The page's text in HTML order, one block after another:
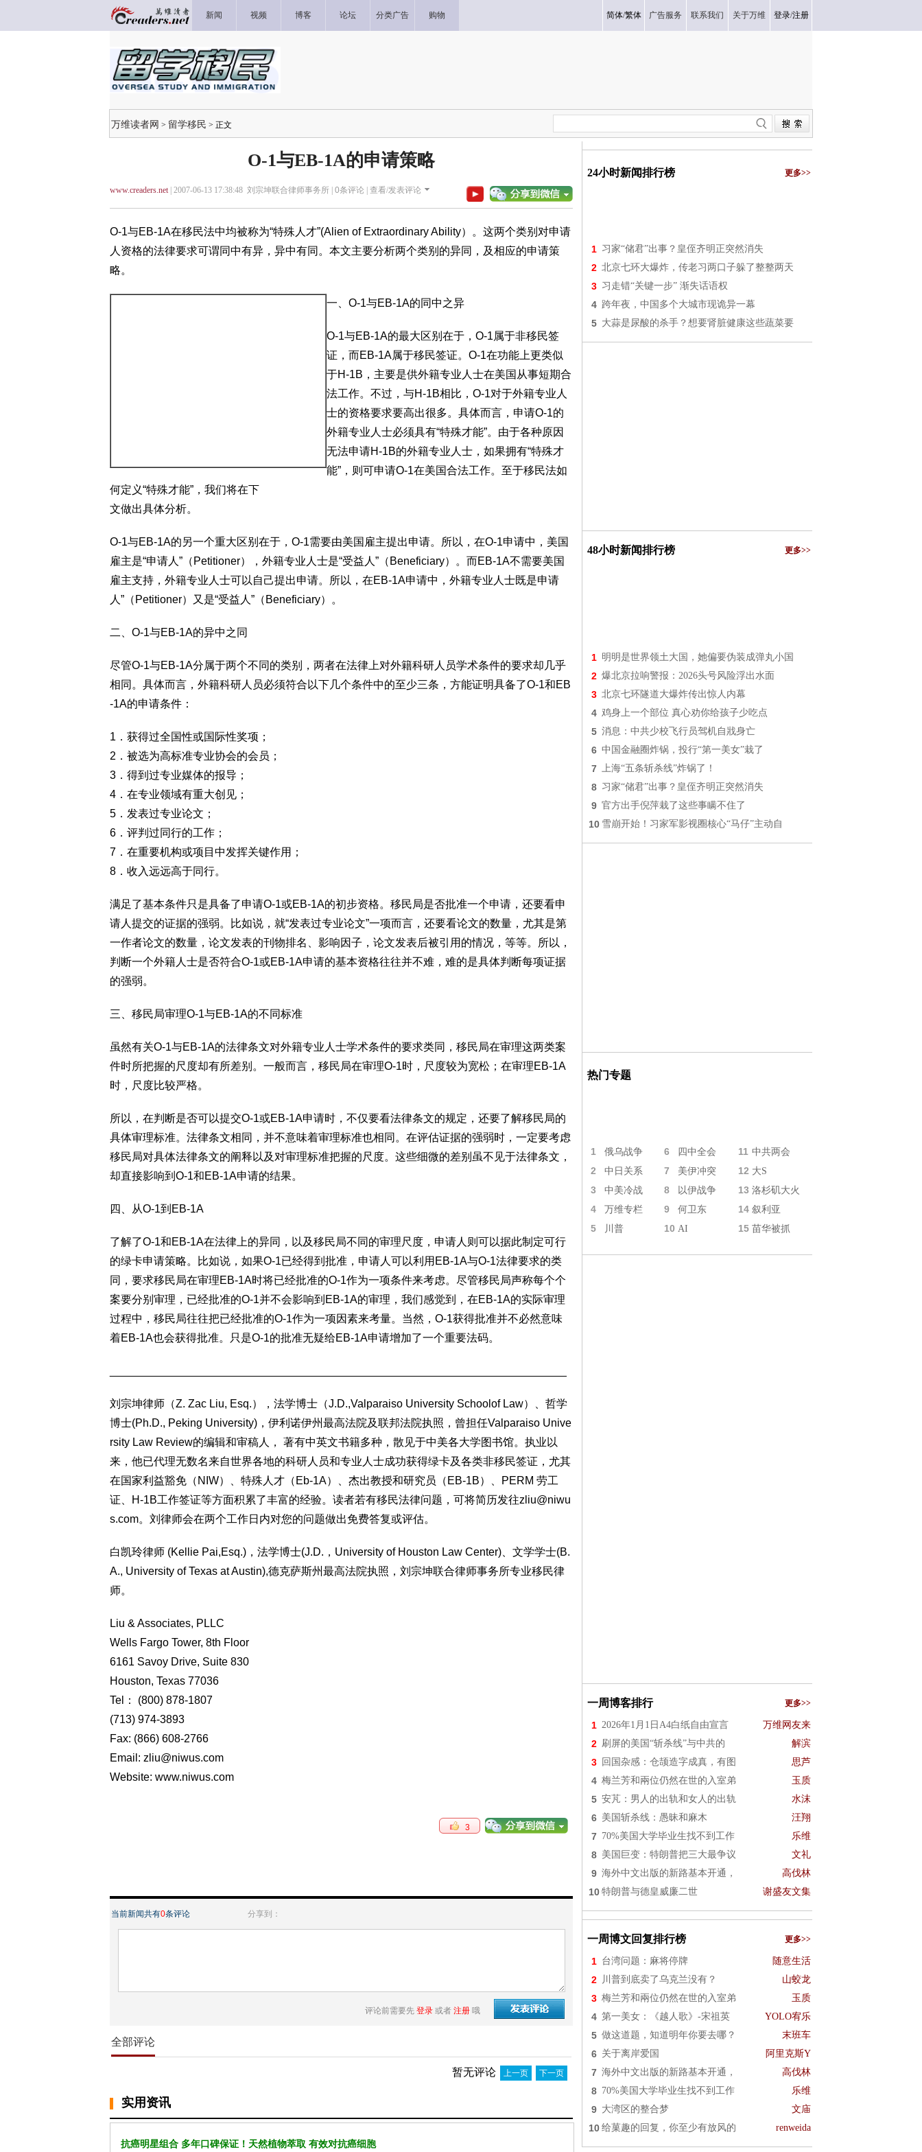
新闻 视频 博客 论坛 分类广告 购物 简体/繁体 广告服务 联系我们 关于万维 登录/注册
万维读者网 > 留学移民 > 正文
O-1与EB-1A的申请策略
www.creaders.net| 2007-06-13 17:38:48 刘宗坤联合律师事务所 | 0条评论 | 查看/发表评论
O-1与EB-1A在移民法中均被称为“特殊人才”(Alien of Extraordinary Ability）。这两个类别对申请
人资格的法律要求可谓同中有异，异中有同。本文主要分析两个类别的异同，及相应的申请策
略。
一、O-1与EB-1A的同中之异
O-1与EB-1A的最大区别在于，O-1属于非移民签
证，而EB-1A属于移民签证。O-1在功能上更类似
于H-1B，主要是供外籍专业人士在美国从事短期合
法工作。不过，与H-1B相比，O-1对于外籍专业人
士的资格要求要高出很多。具体而言，申请O-1的
外籍专业人士必须具有“特殊才能”。由于各种原因
无法申请H-1B的外籍专业人士，如果拥有“特殊才
能”，则可申请O-1在美国合法工作。至于移民法如
何定义“特殊才能”，我们将在下
文做出具体分析。
O-1与EB-1A的另一个重大区别在于，O-1需要由美国雇主提出申请。所以，在O-1申请中，美国
雇主是“申请人”（Petitioner），外籍专业人士是“受益人”（Beneficiary）。而EB-1A不需要美国
雇主支持，外籍专业人士可以自己提出申请。所以，在EB-1A申请中，外籍专业人士既是申请
人”（Petitioner）又是“受益人”（Beneficiary）。
二、O-1与EB-1A的异中之同
尽管O-1与EB-1A分属于两个不同的类别，两者在法律上对外籍科研人员学术条件的要求却几乎
相同。具体而言，外籍科研人员必须符合以下几个条件中的至少三条，方能证明具备了O-1和EB
-1A的申请条件：
1．获得过全国性或国际性奖项；
2．被选为高标准专业协会的会员；
3．得到过专业媒体的报导；
4．在专业领域有重大创见；
5．发表过专业论文；
6．评判过同行的工作；
7．在重要机构或项目中发挥关键作用；
8．收入远远高于同行。
满足了基本条件只是具备了申请O-1或EB-1A的初步资格。移民局是否批准一个申请，还要看申
请人提交的证据的强弱。比如说，就“发表过专业论文”一项而言，还要看论文的数量，尤其是第
一作者论文的数量，论文发表的刊物排名、影响因子，论文发表后被引用的情况，等等。所以，
判断一个外籍人士是否符合O-1或EB-1A申请的基本资格往往并不难，难的是具体判断每项证据
的强弱。
三、移民局审理O-1与EB-1A的不同标准
虽然有关O-1与EB-1A的法律条文对外籍专业人士学术条件的要求类同，移民局在审理这两类案
件时所把握的尺度却有所差别。一般而言，移民局在审理O-1时，尺度较为宽松；在审理EB-1A
时，尺度比较严格。
所以，在判断是否可以提交O-1或EB-1A申请时，不仅要看法律条文的规定，还要了解移民局的
具体审理标准。法律条文相同，并不意味着审理标准也相同。在评估证据的强弱时，一定要考虑
移民局对具体法律条文的阐释以及对审理标准把握的尺度。这些细微的差别虽不见于法律条文，
却直接影响到O-1和EB-1A申请的结果。
四、从O-1到EB-1A
了解了O-1和EB-1A在法律上的异同，以及移民局不同的审理尺度，申请人则可以据此制定可行
的绿卡申请策略。比如说，如果O-1已经得到批准，申请人可以利用EB-1A与O-1法律要求的类
同，要求移民局在审理EB-1A时将已经批准的O-1作为一项条件来考虑。尽管移民局声称每个个
案要分别审理，已经批准的O-1并不会影响到EB-1A的审理，我们感觉到，在EB-1A的实际审理
过程中，移民局往往把已经批准的O-1作为一项因素来考量。当然，O-1获得批准并不必然意味
着EB-1A也会获得批准。只是O-1的批准无疑给EB-1A申请增加了一个重要法码。
刘宗坤律师（Z. Zac Liu, Esq.），法学博士（J.D.,Valparaiso University Schoolof Law）、哲学
博士(Ph.D., Peking University)，伊利诺伊州最高法院及联邦法院执照，曾担任Valparaiso Unive
rsity Law Review的编辑和审稿人， 著有中英文书籍多种，散见于中美各大学图书馆。执业以
来，他已代理无数名来自世界各地的科研人员和专业人士成功获得绿卡及各类非移民签证，尤其
在国家利益豁免（NIW）、特殊人才（Eb-1A）、杰出教授和研究员（EB-1B）、PERM 劳工
证、H-1B工作签证等方面积累了丰富的经验。读者若有移民法律问题，可将简历发往zliu@niwu
s.com。刘律师会在两个工作日内对您的问题做出免费答复或评估。
白凯玲律师 (Kellie Pai,Esq.)，法学博士(J.D.，University of Houston Law Center)、文学学士(B.
A., University of Texas at Austin),德克萨斯州最高法院执照，刘宗坤联合律师事务所专业移民律
师。
Liu & Associates, PLLC
Wells Fargo Tower, 8th Floor
6161 Savoy Drive, Suite 830
Houston, Texas 77036
Tel： (800) 878-1807
(713) 974-3893
Fax: (866) 608-2766
Email: zliu@niwus.com
Website: www.niwus.com
3
当前新闻共有0条评论 分享到：
评论前需要先 登录 或者 注册 哦
全部评论
暂无评论 上一页 下一页
实用资讯
抗癌明星组合 多年口碑保证！天然植物萃取 有效对抗癌细胞
24小时新闻排行榜 更多>>
1 习家“储君”出事？皇侄齐明正突然消失
2 北京七环大爆炸，传老习两口子躲了整整两天
3 习走错“关键一步” 渐失话语权
4 跨年夜，中国多个大城市现诡异一幕
5 大蒜是尿酸的杀手？想要肾脏健康这些蔬菜要
48小时新闻排行榜 更多>>
1 明明是世界领土大国，她偏要伪装成弹丸小国
2 爆北京拉响警报：2026头号风险浮出水面
3 北京七环隧道大爆炸传出惊人内幕
4 鸡身上一个部位 真心劝你给孩子少吃点
5 消息：中共少校飞行员驾机自戕身亡
6 中国金融圈炸锅，投行“第一美女”栽了
7 上海“五条斩杀线”炸锅了！
8 习家“储君”出事？皇侄齐明正突然消失
9 官方出手倪萍栽了这些事瞒不住了
10 雪崩开始！习家军影视圈核心“马仔”主动自
热门专题
1 俄乌战争 6 四中全会 11 中共两会
2 中日关系 7 美伊冲突 12 大S
3 中美冷战 8 以伊战争 13 洛杉矶大火
4 万维专栏 9 何卫东 14 叙利亚
5 川普 10 AI 15 苗华被抓
一周博客排行 更多>>
1 2026年1月1日A4白纸自由宣言 万维网友来
2 刷屏的美国“斩杀线”与中共的 解滨
3 回国杂感：仓颉造字成真，有图 思芦
4 梅兰芳和兩位仍然在世的入室弟 玉质
5 安芃：男人的出轨和女人的出轨 水沫
6 美国斩杀线：愚昧和麻木 汪翔
7 70%美国大学毕业生找不到工作 乐维
8 美国巨变：特朗普把三大最争议 文礼
9 海外中文出版的新路基本开通， 高伐林
10 特朗普与德皇威廉二世 谢盛友文集
一周博文回复排行榜 更多>>
1 台湾问题：麻将停牌 随意生活
2 川普到底卖了乌克兰没有？ 山蛟龙
3 梅兰芳和兩位仍然在世的入室弟 玉质
4 第一美女：《越人歌》-宋祖英 YOLO宥乐
5 做这道题，知道明年你要去哪？ 末班车
6 关于离岸爱国 阿里克斯Y
7 海外中文出版的新路基本开通， 高伐林
8 70%美国大学毕业生找不到工作 乐维
9 大湾区的整合梦 文庙
10 给菓趣的回复，你至少有放风的 renweida